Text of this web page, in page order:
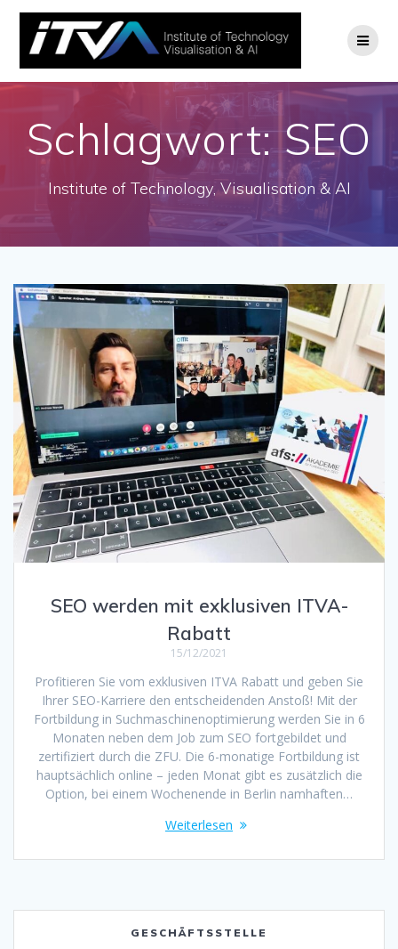
Zum
Inhalt
springen
Schlagwort:SEO
Institute of Technology, Visualisation & AI
SEO werden mit exklusiven ITVA-
Rabatt
15/12/2021
Profitieren Sie vom exklusiven ITVA Rabatt und geben Sie
Ihrer SEO-Karriere den entscheidenden Anstoß! Mit der
Fortbildung in Suchmaschinenoptimierung werden Sie in 6
Monaten neben dem Job zum SEO fortgebildet und
zertifiziert durch die ZFU. Die 6-monatige Fortbildung ist
hauptsächlich online – jeden Monat gibt es zusätzlich die
Option, bei einem Wochenende in Berlin namhaften…
Weiterlesen
GESCHÄFTSSTELLE